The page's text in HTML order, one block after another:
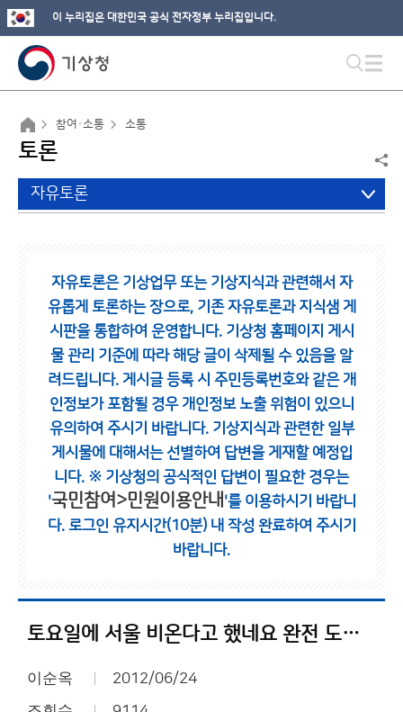
이 누리집은 대한민국 공식 전자정부 누리집입니다.
참여·소통 소통
토론
자유토론
자유토론은 기상업무 또는 기상지식과 관련해서 자
유롭게 토론하는 장으로, 기존 자유토론과 지식샘 게
시판을 통합하여 운영합니다. 기상청 홈페이지 게시
물 관리 기준에 따라 해당 글이 삭제될 수 있음을 알
려드립니다. 게시글 등록 시 주민등록번호와 같은 개
인정보가 포함될 경우 개인정보 노출 위험이 있으니
유의하여 주시기 바랍니다. 기상지식과 관련한 일부
게시물에 대해서는 선별하여 답변을 게재할 예정입
니다. ※ 기상청의 공식적인 답변이 필요한 경우는
'국민참여>민원이용안내 '를 이용하시기 바랍니
다. 로그인 유지시간(10분) 내 작성 완료하여 주시기
바랍니다.
토요일에 서울 비온다고 했네요 완전 도박 ㅋㅋㅋ
이순옥 2012/06/24